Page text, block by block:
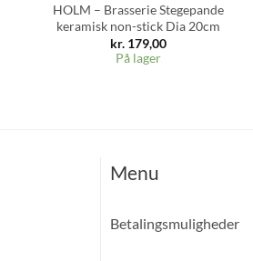
HOLM – Brasserie Stegepande
keramisk non-stick Dia 20cm
kr. 179,00
På lager
Menu
Betalingsmuligheder